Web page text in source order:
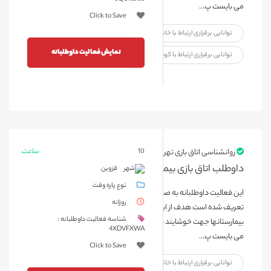
می بایست پ...
توانایی برقراری ارتباط با خانواده بیمار
توانایی برقراری ارتباط با کودک
Click to Save
نمایش فعالیت داوطلبانه
روانشناسی اتاق بازی تهران
داوطلب اتاق بازی بیمارستان شهر قزوین {تیر ماه 1404}
تعریف شده است هدف از این فعالیت، بازی، سرگرمی در اتاق بازی
بیمارستانها جهت خوشایند سازی فضای درمان می باشد بنابراین داوطلبین
می بایست پ...
توانایی برقراری ارتباط با خانواده بیمار
ساعت
10
قزوین
نوع پاره وقت
روزانه
شناسه فعالیت داوطلبانه :
4XDVFXWA
Click to Save